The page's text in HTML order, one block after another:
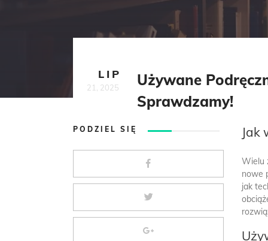
LIP
21, 2025
Używane
Sprawdzamy!
PODZIEL SIĘ Jak
Wielu
nowe
jak